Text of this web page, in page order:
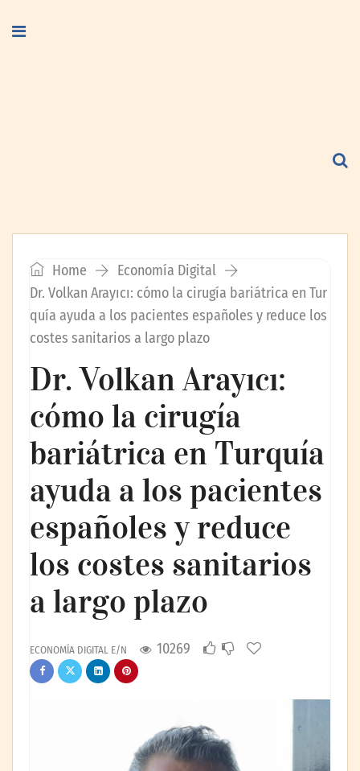
Home
Economía Digital
Dr. Volkan Arayıcı: cómo la cirugía bariátrica en Tur
quía ayuda a los pacientes españoles y reduce los
costes sanitarios a largo plazo
Dr. Volkan Arayıcı:
cómo la cirugía
bariátrica en Turquía
ayuda a los pacientes
españoles y reduce
los costes sanitarios
a largo plazo
ECONOMÍA DIGITAL E/N 10269